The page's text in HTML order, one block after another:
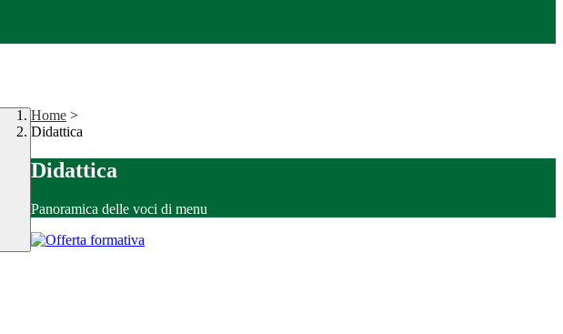
Home >
Didattica
Didattica
Panoramica delle voci di menu